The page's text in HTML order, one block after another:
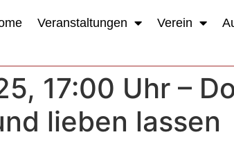
Veranstaltungen Verein
17:00 Uhr –
lieben lassen